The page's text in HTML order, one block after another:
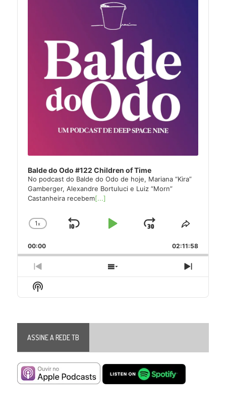
Balde do Odo #122 Children of Time
No podcast do Balde do Odo de hoje, Mariana “Kira”
Gamberger, Alexandre Bortuluci e Luiz “Morn”
Castanheira recebem[...]
Change
Rate
1x
Skip
Play
Jump
Forward
Share
Episode
00:00 02:11:58
Previous
Episode
Show
Episodes
Next
Episode
Show
Podcast
ASSINE A REDE TB